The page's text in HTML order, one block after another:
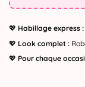
💖 Habillage express :
💖 Look complet :
💖 Pour chaque